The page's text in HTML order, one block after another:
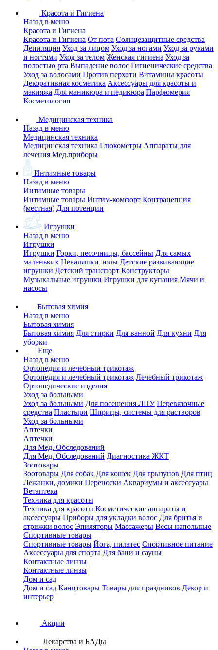
Красота и Гигиена
Назад в меню
Красота и Гигиена
Красота и Гигиена От пота Солнцезащитные средства
Депиляция Уход за лицом Уход за ногами Уход за руками
и ногтями Уход за телом Женская гигиена Уход за
полостью рта Выпадение волос Гигиенические средства
Уход за волосами Против перхоти Витамины красоты
Декоративная косметика Аксессуары для красоты и
макияжа Для маникюра и педикюра Парфюмерия
Косметология
Медицинская техника
Назад в меню
Медицинская техника
Медицинская техника Глюкометры Аппараты для
лечения Мед.приборы
Интимные товары
Назад в меню
Интимные товары
Интимные товары Интим-комфорт Контрацепция
(местная) Для потенции
Игрушки
Назад в меню
Игрушки
Игрушки Горки, песочницы, бассейны Для самых
маленьких Неваляшки, юлы Детские развивающие
игрушки Детский транспорт Конструкторы
Музыкальные игрушки Игрушки для купания Мячи и
насосы
Бытовая химия
Назад в меню
Бытовая химия
Бытовая химия Для стирки Для ванной Для кухни Для
уборки
Еще
Назад в меню
Ортопедия и лечебный трикотаж
Ортопедия и лечебный трикотаж Лечебный трикотаж
Ортопедические изделия
Уход за больными
Уход за больными Для посещения ЛПУ Перевязочные
средства Пластыри Шприцы, системы для растворов
Уход за больными
Аптечки
Аптечки
Для Мед. Обследований
Для Мед. Обследований Диагностика ЖКТ
Зоотовары
Зоотовары Для собак Для кошек Для грызунов Для птиц
Лежанки, домики Переноски Аквариумы и аксессуары
Ветаптека
Техника для красоты
Техника для красоты Косметические аппараты и
аксессуары Приборы для укладки волос Для бритья и
стрижки волос Эпиляторы Массажеры Весы напольные
Спортивные товары
Спортивные товары Йога, пилатес Спортивное питание
Аксессуары для спорта Для бани и сауны
Контактные линзы
Контактные линзы
Дом и сад
Дом и сад Канцтовары Товары для праздников Декор и
интерьер
Акции
Лекарства и БАДы